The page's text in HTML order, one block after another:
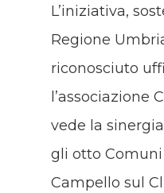
L’iniziativa,
Regione
riconosciuto
l’associazione
vede la
gli otto
Campello sul